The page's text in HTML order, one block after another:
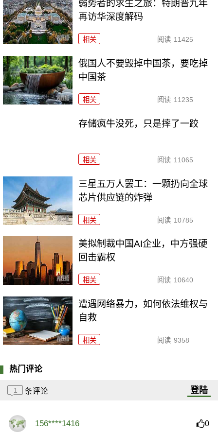
弱势者的求生之旅：特朗普九年
再访华深度解码
相关 阅读 11425
俄国人不要毁掉中国茶，要吃掉
中国茶
相关 阅读 11235
存储疯牛没死，只是摔了一跤
相关 阅读 11065
三星五万人罢工：一颗扔向全球
芯片供应链的炸弹
相关 阅读 10785
美拟制裁中国AI企业，中方强硬
回击霸权
相关 阅读 10640
遭遇网络暴力，如何依法维权与
自救
相关 阅读 9358
热门评论
1 条评论 登陆
156****1416 0